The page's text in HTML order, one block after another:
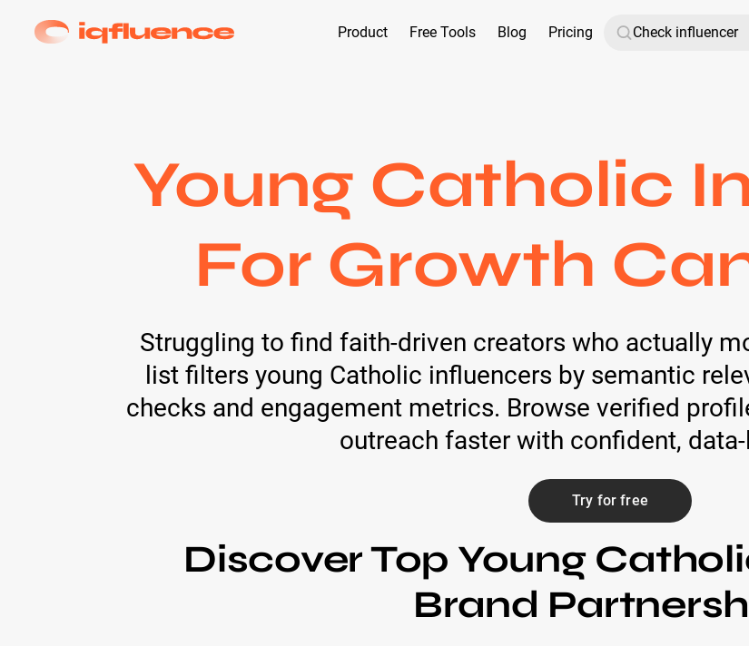
Product Free Tools Blog Pricing
Young Catholic
For Growth
Struggling to find faith-driven creators who actually
list filters young Catholic influencers by semantic
checks and engagement metrics. Browse verified
outreach faster with confident,
Try for free
Discover Top Young
Brand